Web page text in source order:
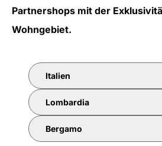
Partnershops mit der
Wohngebiet.
Italien
Lombardia
Bergamo